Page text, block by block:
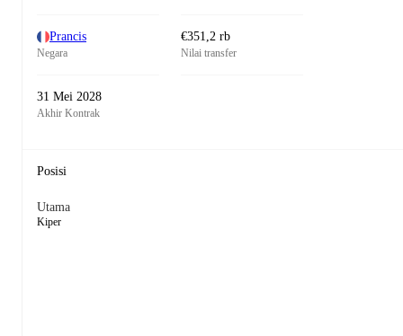
Prancis
Negara
€351,2 rb
Nilai transfer
31 Mei 2028
Akhir Kontrak
Posisi
Utama
Kiper